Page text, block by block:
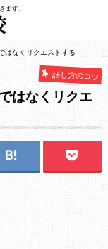
ます。
はなくリクエストする
話し方のコツ
はなくリクエ